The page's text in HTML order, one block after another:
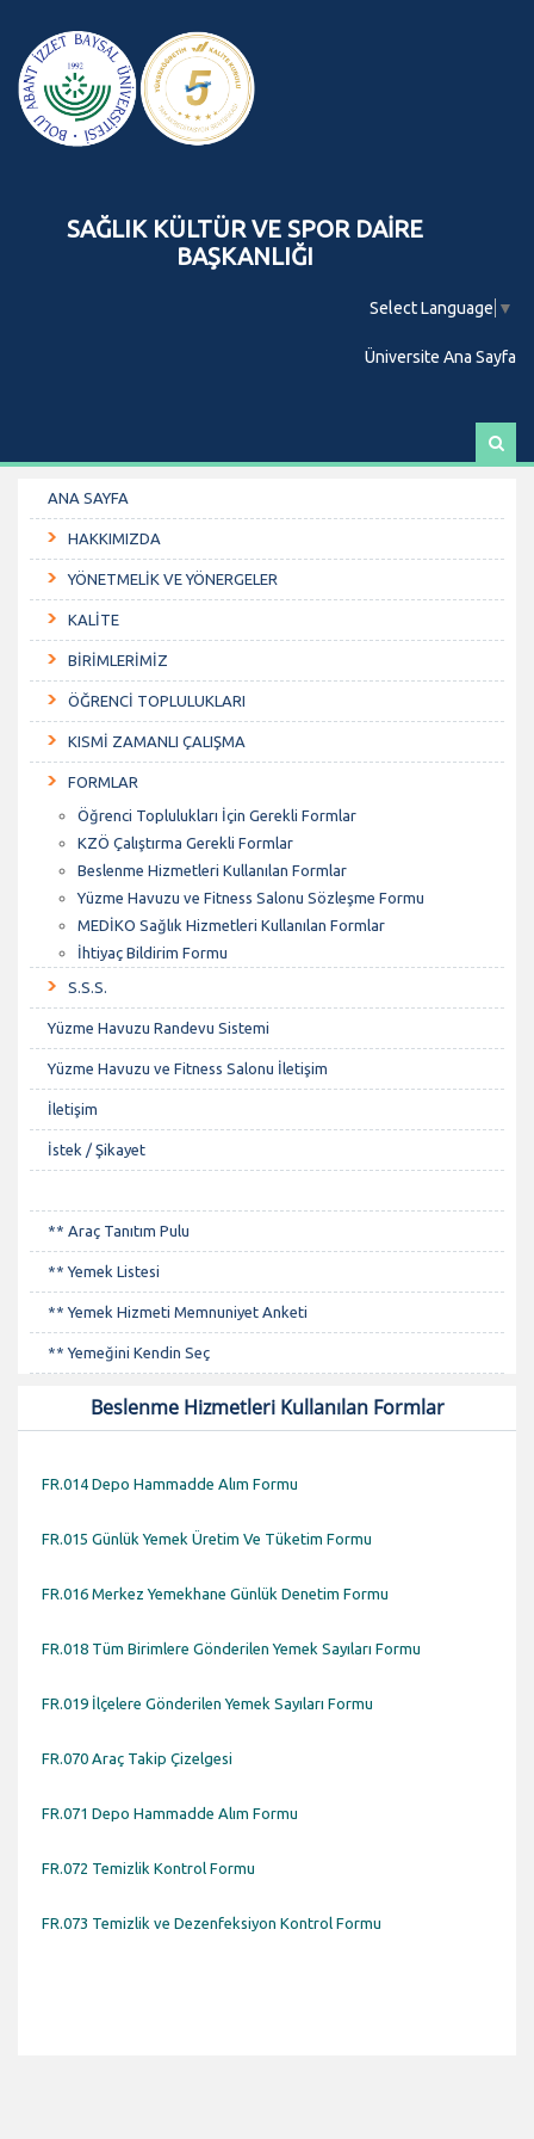
SAĞLIK KÜLTÜR VE SPOR DAİRE
BAŞKANLIĞI
Select Language ▼
Üniversite Ana Sayfa
A
r
ANA SAYFA
HAKKIMIZDA
YÖNETMELİK VE YÖNERGELER
KALİTE
BİRİMLERİMİZ
ÖĞRENCİ TOPLULUKLARI
KISMİ ZAMANLI ÇALIŞMA
FORMLAR
Öğrenci Toplulukları İçin Gerekli Formlar
KZÖ Çalıştırma Gerekli Formlar
Beslenme Hizmetleri Kullanılan Formlar
Yüzme Havuzu ve Fitness Salonu Sözleşme Formu
MEDİKO Sağlık Hizmetleri Kullanılan Formlar
İhtiyaç Bildirim Formu
S.S.S.
Yüzme Havuzu Randevu Sistemi
Yüzme Havuzu ve Fitness Salonu İletişim
İletişim
İstek / Şikayet
** Araç Tanıtım Pulu
** Yemek Listesi
** Yemek Hizmeti Memnuniyet Anketi
** Yemeğini Kendin Seç
Beslenme Hizmetleri Kullanılan Formlar
FR.014 Depo Hammadde Alım Formu
FR.015 Günlük Yemek Üretim Ve Tüketim Formu
FR.016 Merkez Yemekhane Günlük Denetim Formu
FR.018 Tüm Birimlere Gönderilen Yemek Sayıları Formu
FR.019 İlçelere Gönderilen Yemek Sayıları Formu
FR.070 Araç Takip Çizelgesi
FR.071 Depo Hammadde Alım Formu
FR.072 Temizlik Kontrol Formu
FR.073 Temizlik ve Dezenfeksiyon Kontrol Formu